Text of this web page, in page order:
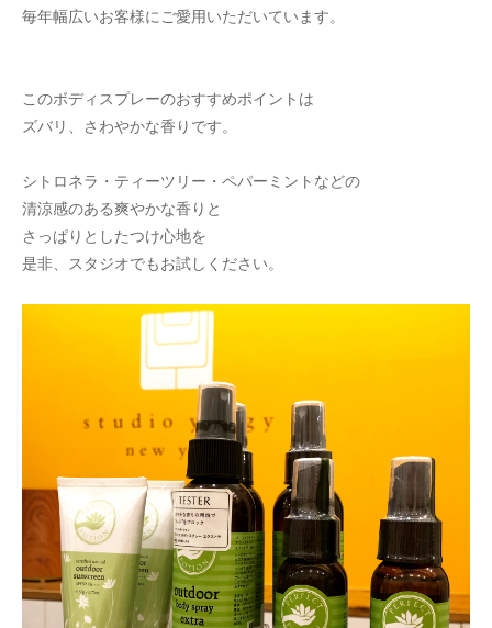
毎年幅広いお客様にご愛用いただいています。
このボディスプレーのおすすめポイントは
ズバリ、さわやかな香りです。
シトロネラ・ティーツリー・ペパーミントなどの
清涼感のある爽やかな香りと
さっぱりとしたつけ心地を
是非、スタジオでもお試しください。